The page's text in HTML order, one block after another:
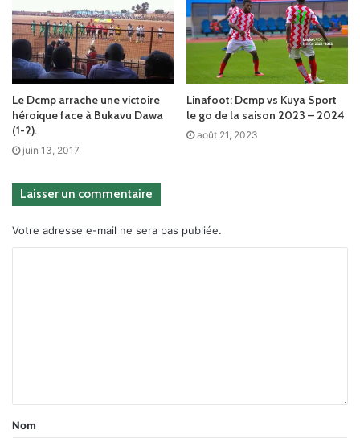
Le Dcmp arrache une victoire
héroique face à Bukavu Dawa
(1-2).
juin 13, 2017
Linafoot: Dcmp vs Kuya Sport
le go de la saison 2023 – 2024
août 21, 2023
Laisser un commentaire
Votre adresse e-mail ne sera pas publiée.
Nom